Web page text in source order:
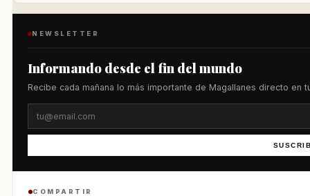
NEWSLETTER
Informando desde el fin del mundo
Recibe cada mañana lo más importante de Magallanes directo en
COMPARTIR